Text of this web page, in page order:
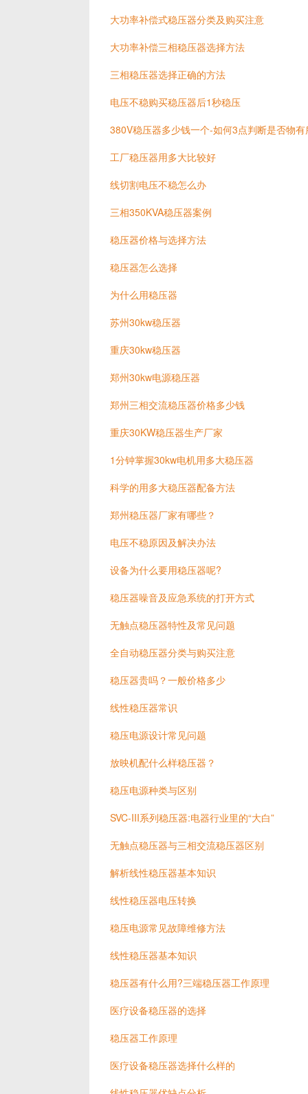
大功率补偿式稳压器分类及购买注意
大功率补偿三相稳压器选择方法
三相稳压器选择正确的方法
电压不稳购买稳压器后1秒稳压
380V稳压器多少钱一个-如何3点判断是否物有
工厂稳压器用多大比较好
线切割电压不稳怎么办
三相350KVA稳压器案例
稳压器价格与选择方法
稳压器怎么选择
为什么用稳压器
苏州30kw稳压器
重庆30kw稳压器
郑州30kw电源稳压器
郑州三相交流稳压器价格多少钱
重庆30KW稳压器生产厂家
1分钟掌握30kw电机用多大稳压器
科学的用多大稳压器配备方法
郑州稳压器厂家有哪些？
电压不稳原因及解决办法
设备为什么要用稳压器呢?
稳压器噪音及应急系统的打开方式
无触点稳压器特性及常见问题
全自动稳压器分类与购买注意
稳压器贵吗？一般价格多少
线性稳压器常识
稳压电源设计常见问题
放映机配什么样稳压器？
稳压电源种类与区别
SVC-III系列稳压器:电器行业里的“大白”
无触点稳压器与三相交流稳压器区别
解析线性稳压器基本知识
线性稳压器电压转换
稳压电源常见故障维修方法
线性稳压器基本知识
稳压器有什么用?三端稳压器工作原理
医疗设备稳压器的选择
稳压器工作原理
医疗设备稳压器选择什么样的